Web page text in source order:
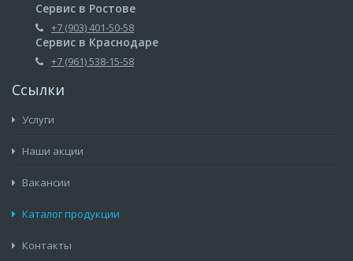
Сервис в Ростове
+7 (903) 401-50-58
Сервис в Краснодаре
+7 (961) 538-15-58
Ссылки
Услуги
Наши акции
Вакансии
Каталог продукции
Контакты